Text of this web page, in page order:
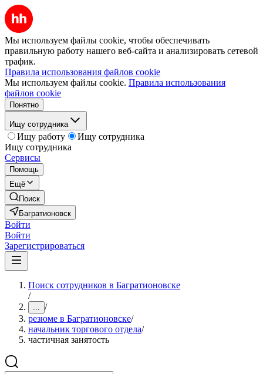
Мы используем файлы cookie, чтобы обеспечивать
правильную работу нашего веб-сайта и анализировать сетевой
трафик.
Правила использования файлов cookie
Мы используем файлы cookie. Правила использования
файлов cookie
Понятно
Ищу сотрудника
Ищу работу
Ищу сотрудника
Ищу сотрудника
Сервисы
Помощь
Ещё
Поиск
Багратионовск
Войти
Войти
Зарегистрироваться
Поиск сотрудников в Багратионовске
/
... /
резюме в Багратионовске/
начальник торгового отдела/
частичная занятость